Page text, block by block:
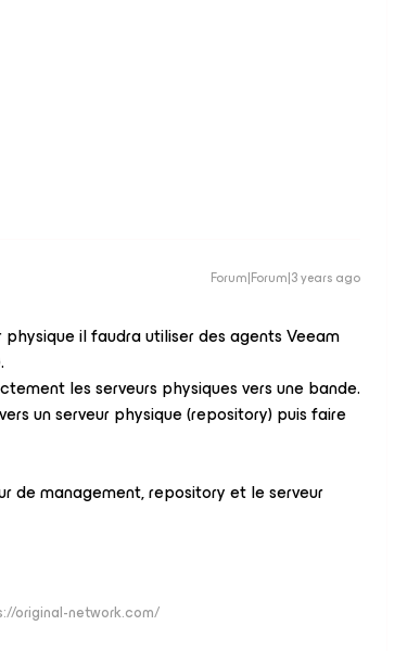
Forum|Forum|3 years ago
il faudra utiliser des agents Veeam
les serveurs physiques vers une bande.
un serveur physique (repository) puis faire
de management, repository et le serveur
original-network.com/